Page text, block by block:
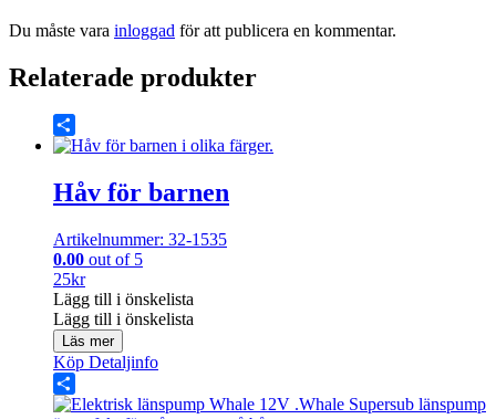
Du måste vara inloggad för att publicera en kommentar.
Relaterade produkter
Share
Håv för barnen
Artikelnummer: 32-1535
0.00 out of 5
25kr
Lägg till i önskelista
Lägg till i önskelista
Läs mer
Köp Detaljinfo
Share